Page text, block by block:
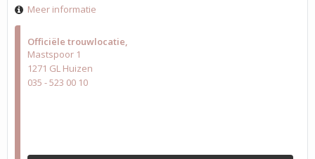
Officiële trouwlocatie
Mastspoor 1
1271 GL Huizen
035 - 523 00 10
Meer informatie